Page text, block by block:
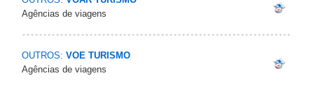
Agências de viagens
OUTROS: VOE TURISMO
Agências de viagens